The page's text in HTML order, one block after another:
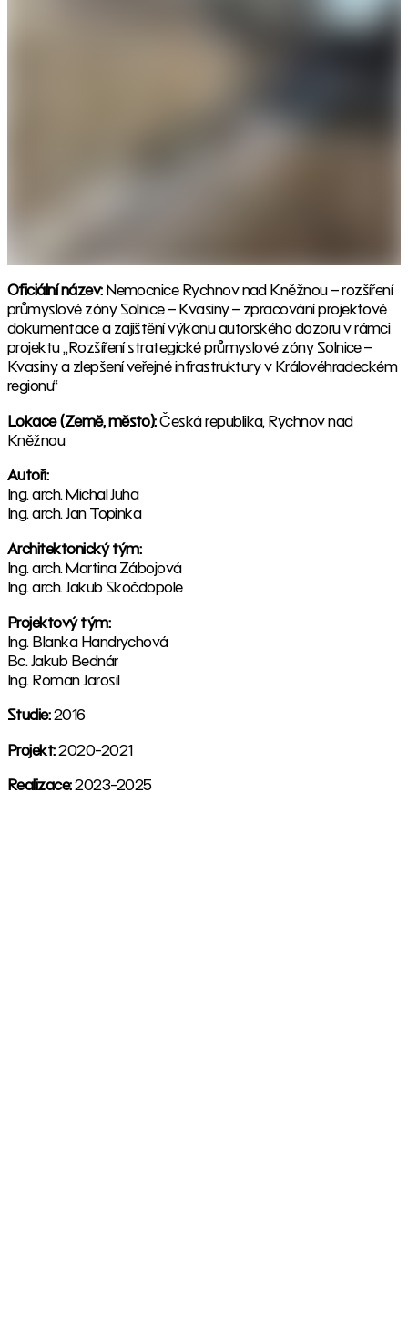
Oficiální název:Nemocnice Rychnov nad Kněžnou – rozšíření
průmyslové zóny Solnice – Kvasiny – zpracování projektové
dokumentace a zajištění výkonu autorského dozoru v rámci
projektu „Rozšíření strategické průmyslové zóny Solnice –
Kvasiny a zlepšení veřejné infrastruktury v Královéhradeckém
regionu“
Lokace (Země, město):Česká republika, Rychnov nad
Kněžnou
Autoři:
Ing. arch. Michal Juha
Ing. arch. Jan Topinka
Architektonický tým:
Ing. arch. Martina Zábojová
Ing. arch. Jakub Skočdopole
Projektový tým:
Ing. Blanka Handrychová
Bc. Jakub Bednár
Ing. Roman Jarosil
Studie:2016
Projekt:2020-2021
Realizace:2023-2025